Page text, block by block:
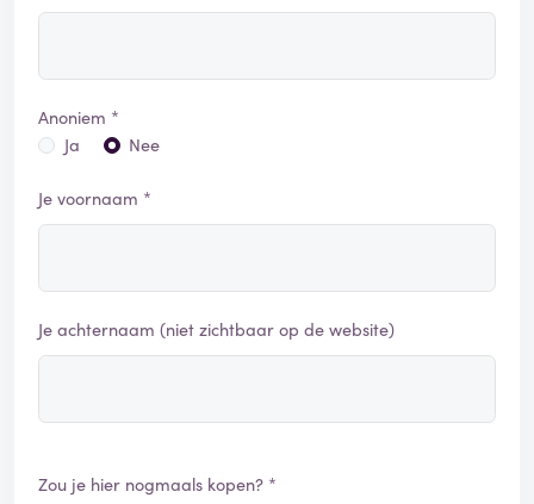
Anoniem *
Ja
Nee
Je voornaam *
Je achternaam (niet zichtbaar op de website)
Zou je hier nogmaals kopen? *